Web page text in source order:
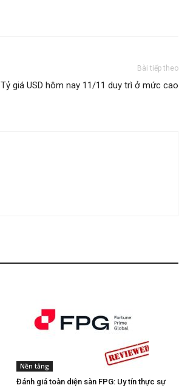
Bài tiếp theo
Tỷ giá USD hôm nay 11/11 duy trì ở mức cao
Nền tảng
Đánh giá toàn diện sàn FPG: Uy tín thực sự